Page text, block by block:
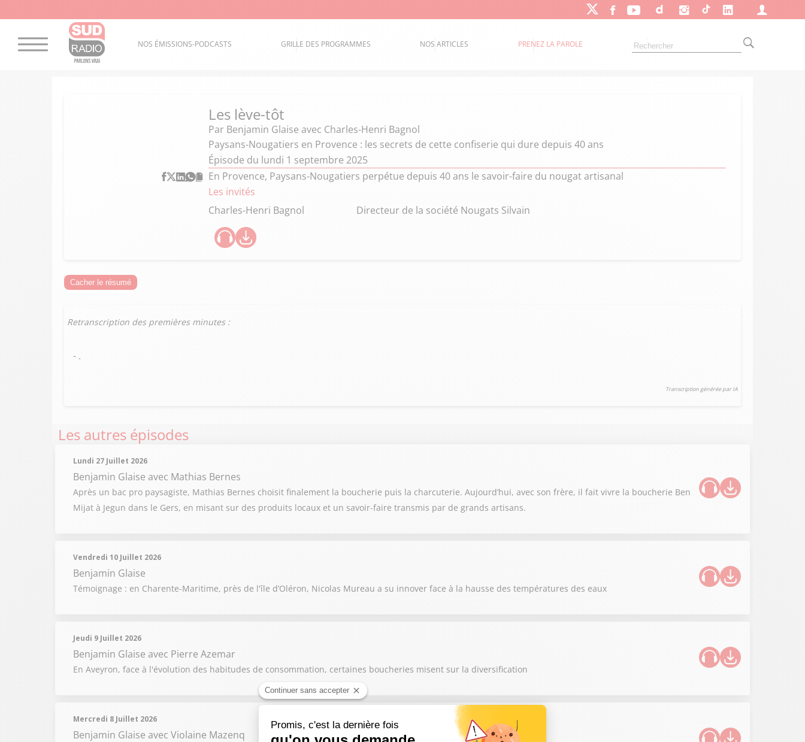
NOS ÉMISSIONS-PODCASTS GRILLE DES PROGRAMMES NOS ARTICLES PRENEZ LA PAROLE
Les lève-tôt
Par Benjamin Glaise avec Charles-Henri Bagnol
Paysans-Nougatiers en Provence : les secrets de cette confiserie qui dure depuis 40 ans
Épisode du lundi 1 septembre 2025
En Provence, Paysans-Nougatiers perpétue depuis 40 ans le savoir-faire du nougat artisanal
Les invités
Charles-Henri Bagnol
Directeur de la société Nougats Silvain
Cacher le résumé
Retranscription des premières minutes :
- .
Transcription générée par IA
Les autres épisodes
Lundi 27 Juillet 2026
Benjamin Glaise avec Mathias Bernes
Après un bac pro paysagiste, Mathias Bernes choisit finalement la boucherie puis la charcuterie. Aujourd’hui, avec son frère, il fait vivre la boucherie Ben
Mijat à Jegun dans le Gers, en misant sur des produits locaux et un savoir-faire transmis par de grands artisans.
Vendredi 10 Juillet 2026
Benjamin Glaise
Témoignage : en Charente-Maritime, près de l'île d’Oléron, Nicolas Mureau a su innover face à la hausse des températures des eaux
Jeudi 9 Juillet 2026
Benjamin Glaise avec Pierre Azemar
En Aveyron, face à l'évolution des habitudes de consommation, certaines boucheries misent sur la diversification
Mercredi 8 Juillet 2026
Benjamin Glaise avec Violaine Mazenq